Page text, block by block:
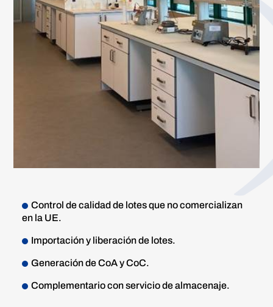
Control de calidad de lotes que no comercializan
en la UE.
Importación y liberación de lotes.
Generación de CoA y CoC.
Complementario con servicio de almacenaje.